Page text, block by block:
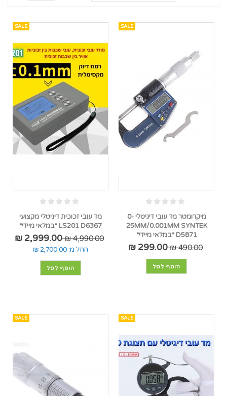
SALE
מיקרומטר מד עובי דיגיטלי 0-
25MM/0.001MM SYNTEK
D5871 *במלאי מיידי*
490.00 ₪
299.00 ₪
הוסף לסל
SALE
מד עובי זכוכית דיגיטלי מקצועי
LS201 D6367 *במלאי מיידי*
4,990.00 ₪
2,999.00 ₪
החל מ: 2,700.00 ₪
הוסף לסל
SALE
SALE